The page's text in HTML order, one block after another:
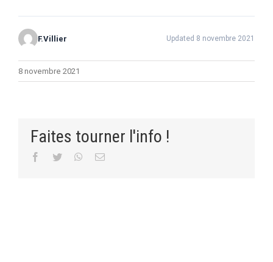
F.Villier Updated 8 novembre 2021
8 novembre 2021
Faites tourner l'info !
Facebook
Twitter WhatsApp
Email